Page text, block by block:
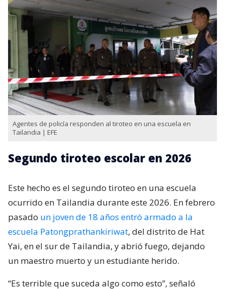
Agentes de policía responden al tiroteo en una escuela en
Tailandia | EFE
Segundo tiroteo escolar en 2026
Este hecho es el segundo tiroteo en una escuela
ocurrido en Tailandia durante este 2026. En febrero
pasado un joven de 18 años entró armado a la
escuela Patongprathankiriwat, del distrito de Hat
Yai, en el sur de Tailandia, y abrió fuego, dejando
un maestro muerto y un estudiante herido.
“Es terrible que suceda algo como esto”, señaló